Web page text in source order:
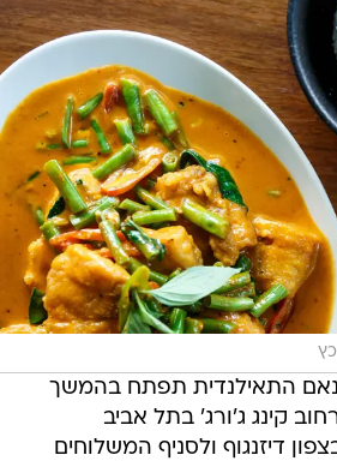
התאילנדית תפתח בהמשך
קינג ג'ורג' בתל אביב
דיזנגוף ולסניף המשלוחים